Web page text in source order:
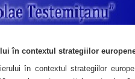
în contextul strategiilor
în contextul strategiilor